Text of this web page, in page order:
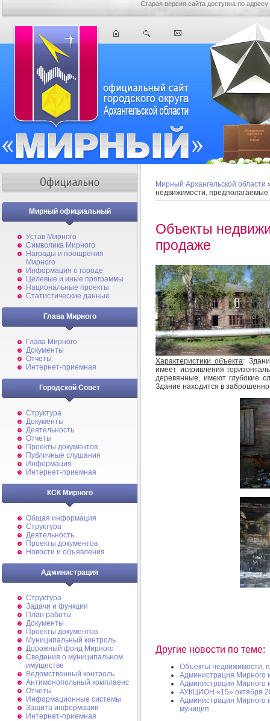
Старая версия сайта доступна по адресу
Мирный официальный
Устав Мирного
Символика Мирного
Награды и поощрения
Мирного
Информация о городе
Целевые и иные программы
Национальные проекты
Статистические данные
Глава Мирного
Глава Мирного
Документы
Отчеты
Интернет-приемная
Городской Совет
Структура
Документы
Деятельность
Отчеты
Проекты документов
Публичные слушания
Информация
Интернет-приемная
КСК Мирного
Общая информация
Структура
Деятельность
Проекты документов
Новости и объявления
Администрация
Структура
Задачи и функции
План работы
Документы
Проекты документов
Муниципальный контроль
Дорожный фонд Мирного
Cведения о муниципальном
имуществе
Ведомственный контроль
Антимонопольный комплаенс
Отчеты
Информационные системы
Защита информации
Интернет-приемная
Мирный Архангельской области
недвижимости, предполагаемые
Объекты
продаже
Характеристики объекта:
имеет искривления
деревянные, имеют глубокие
Здание находится в
Другие новости по теме:
Объекты недвижимости,
Администрация Мирного
Администрация Мирного
АУКЦИОН «15» октября
Администрация Мирного
муницип ...